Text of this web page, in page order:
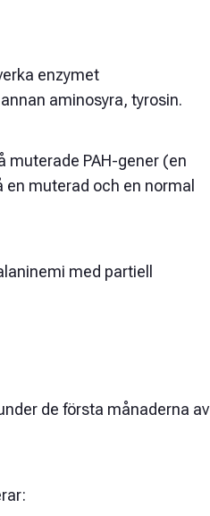
enzymet
aminosyra, tyrosin.
muterade PAH-gener (en
muterad och en normal
med partiell
de första månaderna av